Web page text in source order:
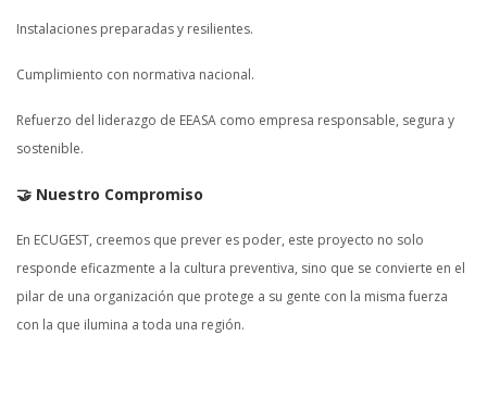
Instalaciones preparadas y resilientes.
Cumplimiento con normativa nacional.
Refuerzo del liderazgo de EEASA como empresa responsable, segura y
sostenible.
🤝 Nuestro Compromiso
En ECUGEST, creemos que prever es poder, este proyecto no solo
responde eficazmente a la cultura preventiva, sino que se convierte en el
pilar de una organización que protege a su gente con la misma fuerza
con la que ilumina a toda una región.